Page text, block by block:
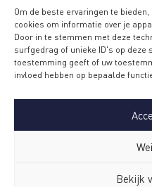
Om de beste ervaringen te
cookies om informatie over je
Door in te stemmen met deze
surfgedrag of unieke ID's op deze
toestemming geeft of uw
invloed hebben op bepaalde
Bekijk
E-Fulfilment Plus
Refund-Repair-Return
Cashback campagnes
Product + campagnes
Loyalty campagnes
Menu
Beveiligingsmaatregelen